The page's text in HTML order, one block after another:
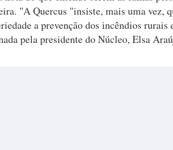
"A Quercus "insiste, mais uma vez,
a prevenção dos incêndios rurais
pela presidente do Núcleo, Elsa